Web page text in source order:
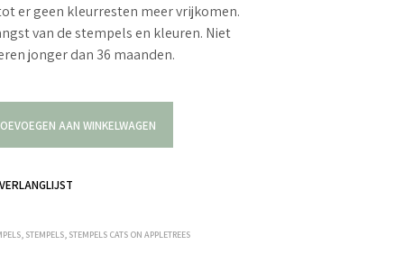
er geen kleurresten meer vrijkomen.
van de stempels en kleuren. Niet
jonger dan 36 maanden.
AAN WINKELWAGEN
, STEMPELS, STEMPELS CATS ON APPLETREES